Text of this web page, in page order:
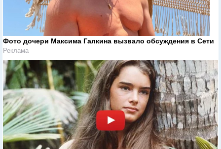
Фото дочери Максима Галкина вызвало обсуждения в Сети
Реклама